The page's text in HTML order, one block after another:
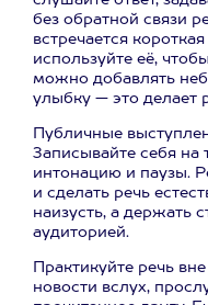
без обратной связи
встречается
используйте её,
можно добавлять
улыбку — это делает
Публичные
Записывайте себя на
интонацию и паузы.
и сделать речь
наизусть, а держать
аудиторией.
Практикуйте речь
новости вслух,